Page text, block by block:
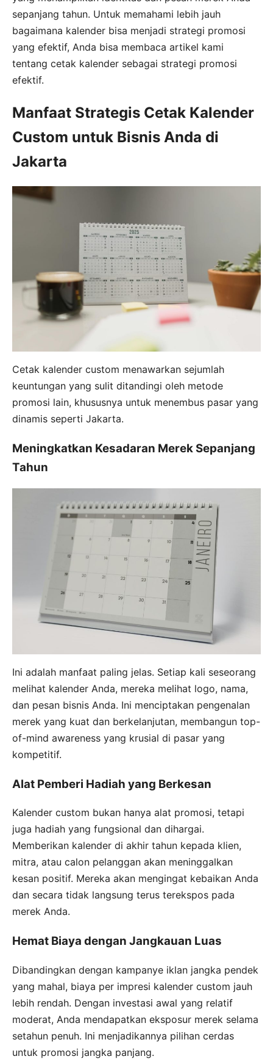
sepanjang tahun. Untuk memahami lebih jauh
bagaimana kalender bisa menjadi strategi promosi
yang efektif, Anda bisa membaca artikel kami
tentang cetak kalender sebagai strategi promosi
efektif.
Manfaat Strategis Cetak Kalender
Custom untuk Bisnis Anda di
Jakarta
Cetak kalender custom menawarkan sejumlah
keuntungan yang sulit ditandingi oleh metode
promosi lain, khususnya untuk menembus pasar yang
dinamis seperti Jakarta.
Meningkatkan Kesadaran Merek Sepanjang
Tahun
Ini adalah manfaat paling jelas. Setiap kali seseorang
melihat kalender Anda, mereka melihat logo, nama,
dan pesan bisnis Anda. Ini menciptakan pengenalan
merek yang kuat dan berkelanjutan, membangun top-
of-mind awareness yang krusial di pasar yang
kompetitif.
Alat Pemberi Hadiah yang Berkesan
Kalender custom bukan hanya alat promosi, tetapi
juga hadiah yang fungsional dan dihargai.
Memberikan kalender di akhir tahun kepada klien,
mitra, atau calon pelanggan akan meninggalkan
kesan positif. Mereka akan mengingat kebaikan Anda
dan secara tidak langsung terus terekspos pada
merek Anda.
Hemat Biaya dengan Jangkauan Luas
Dibandingkan dengan kampanye iklan jangka pendek
yang mahal, biaya per impresi kalender custom jauh
lebih rendah. Dengan investasi awal yang relatif
moderat, Anda mendapatkan eksposur merek selama
setahun penuh. Ini menjadikannya pilihan cerdas
untuk promosi jangka panjang.